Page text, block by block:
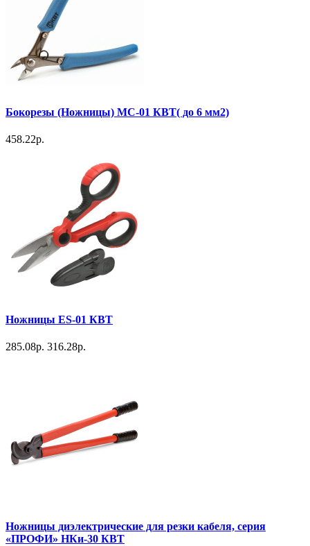
Бокорезы (Ножницы) МС-01 КВТ( до 6 мм2)
458.22р.
Ножницы ES-01 КВТ
285.08р. 316.28р.
Ножницы диэлектрические для резки кабеля, серия
«ПРОФИ» НКи-30 КВТ